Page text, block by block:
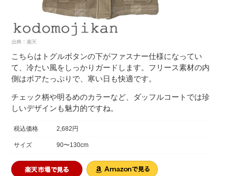
こちらはトグルボタンの下がファスナー仕様になってい
て、冷たい風をしっかりガードします。フリース素材の内
側はボアたっぷりで、寒い日も快適です。
チェック柄や明るめのカラーなど、ダッフルコートでは珍
しいデザインも魅力的ですね。
税込価格 2,682円
サイズ 90〜130cm